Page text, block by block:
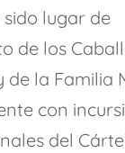
lugar de
de los
de la Familia
con
del